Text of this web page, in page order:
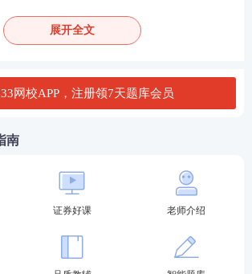
段 ：冲刺锁分，查漏补缺
：
解，考前强化
训练
进入冲刺阶
：
展开全文
网校APP，注册领7天题库会员
南
证券好课 老师介绍